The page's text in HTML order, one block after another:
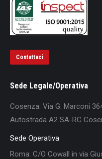
Contattaci
Sede Legale/Operativa
Cosenza: Via G. Marconi
Autostrada A2 SA-RC
Sede Operativa
Roma: C/O Cowall in via